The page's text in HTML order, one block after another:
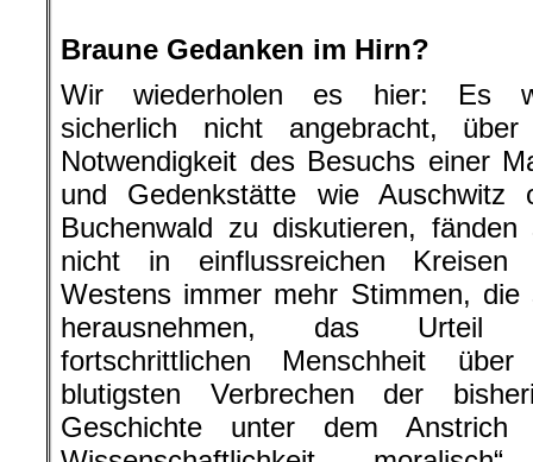
Braune Gedanken im Hirn?
Wir wiederholen es hier: Es
sicherlich nicht angebracht,
Notwendigkeit des Besuchs einer
und Gedenkstätte wie Auschwitz
Buchenwald zu diskutieren, fänden
nicht in einflussreichen Kreisen
Westens immer mehr Stimmen, die
herausnehmen, das Urteil
fortschrittlichen Menschheit
blutigsten Verbrechen der
Geschichte unter dem Anstrich